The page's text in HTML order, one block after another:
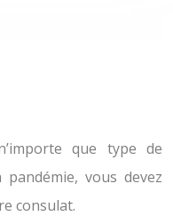
que type de
vous devez
consulat.